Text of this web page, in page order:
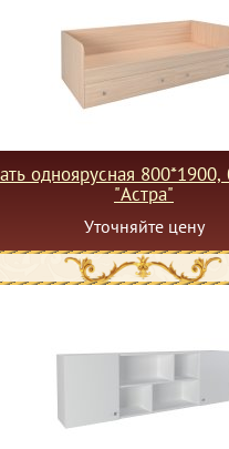
одноярусная 800*1900,
"Астра"
Уточняйте цену